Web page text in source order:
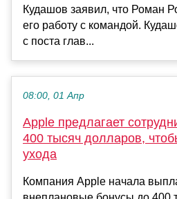
Кудашов заявил, что Роман
его работу с командой.
с поста глав...
08:00, 01 Апр
Apple предлагает
400 тысяч долларов,
ухода
Компания Apple начала